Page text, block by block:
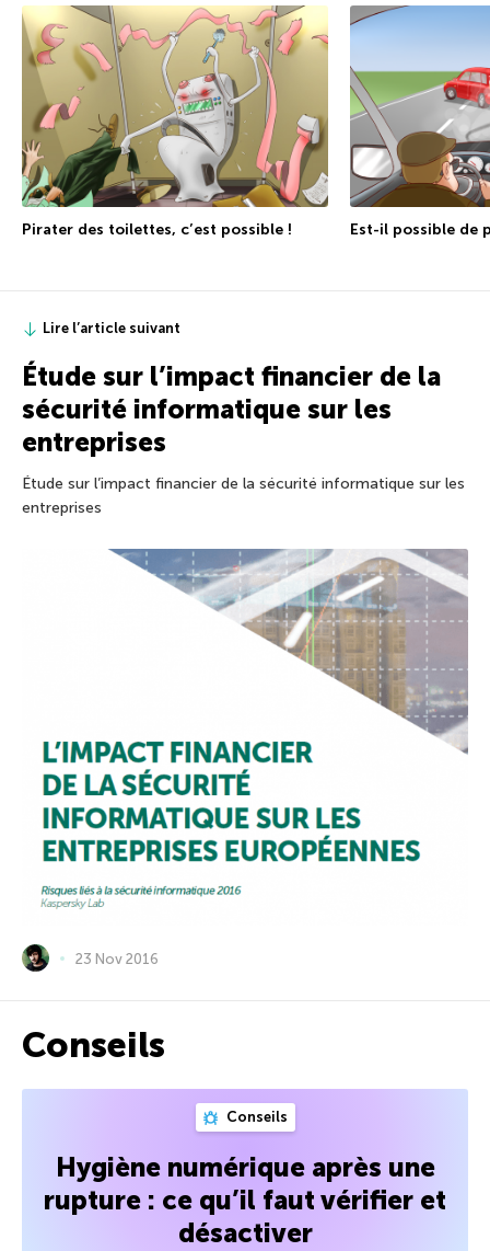
Pirater des toilettes, c’est possible ! Est-il possible de
Lire l’article suivant
Étude sur l’impact financier de la
sécurité informatique sur les
entreprises
Étude sur l’impact financier de la sécurité informatique sur les
entreprises
23 Nov 2016
Conseils
Conseils
Hygiène numérique après une
rupture : ce qu’il faut vérifier et
désactiver